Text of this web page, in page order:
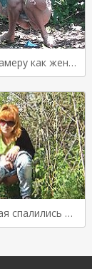
Снимают на камеру как женщины писают на природе
Женщины писая спалились на камеру спрятанную в кустах